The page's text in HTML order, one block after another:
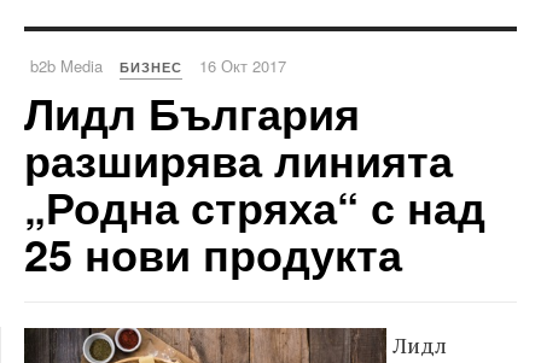
b2b Media БИЗНЕС 16 Окт 2017
Лидл България
разширява линията
„Родна стряха“ с над
25 нови продукта
Лидл